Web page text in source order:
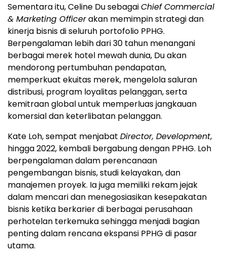
Sementara itu, Celine Du sebagaiChief Commercial
& Marketing Officerakan memimpin strategi dan
kinerja bisnis di seluruh portofolio PPHG.
Berpengalaman lebih dari 30 tahun menangani
berbagai merek hotel mewah dunia, Du akan
mendorong pertumbuhan pendapatan,
memperkuat ekuitas merek, mengelola saluran
distribusi, program loyalitas pelanggan, serta
kemitraan global untuk memperluas jangkauan
komersial dan keterlibatan pelanggan.
Kate Loh, sempat menjabat Director, Development,
hingga 2022, kembali bergabung dengan PPHG. Loh
berpengalaman dalam perencanaan
pengembangan bisnis, studi kelayakan, dan
manajemen proyek. Ia juga memiliki rekam jejak
dalam mencari dan menegosiasikan kesepakatan
bisnis ketika berkarier di berbagai perusahaan
perhotelan terkemuka sehingga menjadi bagian
penting dalam rencana ekspansi PPHG di pasar
utama.